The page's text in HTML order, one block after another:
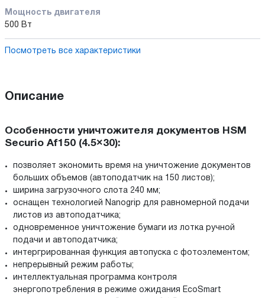
Мощность двигателя
500 Вт
Посмотреть все характеристики
Описание
Особенности уничтожителя документов HSM
Securio Af150 (4.5×30):
позволяет экономить время на уничтожение документов
больших объемов (автоподатчик на 150 листов);
ширина загрузочного слота 240 мм;
оснащен технологией Nanogrip для равномерной подачи
листов из автоподатчика;
одновременное уничтожение бумаги из лотка ручной
подачи и автоподатчика;
интергрированная функция автопуска с фотоэлементом;
непрерывный режим работы;
интеллектуальная программа контроля
энергопотребления в режиме ожидания EcoSmart